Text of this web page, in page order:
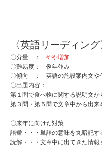
〈英語リーディング
〇分量 ： やや増加
〇難易度： 例年並み
〇傾向 ： 英語の施設案内文や
〇出題内容：
第１問で食べ物に関する説明文か
第３問・第５問で文章中から出
〇来年に向けた対策
語彙・・・単語の意味を丸暗記す
読解・・・文章中に出てきた情報